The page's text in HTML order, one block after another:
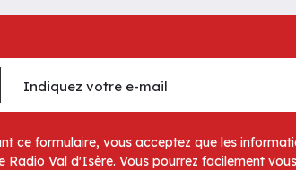
ce formulaire, vous acceptez que les
Radio Val d'Isère. Vous pourrez facilement